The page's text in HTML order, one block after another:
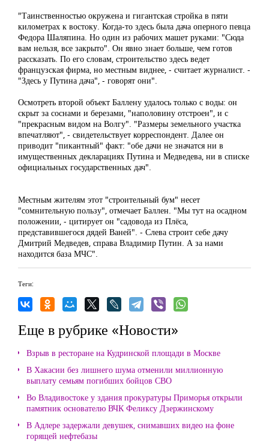
"Таинственностью окружена и гигантская стройка в пяти
километрах к востоку. Когда-то здесь была дача оперного певца
Федора Шаляпина. Но один из рабочих машет руками: "Сюда
вам нельзя, все закрыто". Он явно знает больше, чем готов
рассказать. По его словам, строительство здесь ведет
французская фирма, но местным виднее, - считает журналист. -
"Здесь у Путина дача", - говорят они".
Осмотреть второй объект Баллену удалось только с воды: он
скрыт за соснами и березами, "наполовину отстроен", и с
"прекрасным видом на Волгу". "Размеры земельного участка
впечатляют", - свидетельствует корреспондент. Далее он
приводит "пикантный" факт: "обе дачи не значатся ни в
имущественных декларациях Путина и Медведева, ни в списке
официальных государственных дач".
Местным жителям этот "строительный бум" несет
"сомнительную пользу", отмечает Баллен. "Мы тут на осадном
положении, - цитирует он "садовода из Плёса,
представившегося дядей Ваней". - Слева строит себе дачу
Дмитрий Медведев, справа Владимир Путин. А за нами
находится база МЧС".
Теги:
Еще в рубрике «Новости»
Взрыв в ресторане на Кудринской площади в Москве
В Хакасии без лишнего шума отменили миллионную
выплату семьям погибших бойцов СВО
Во Владивостоке у здания прокуратуры Приморья открыли
памятник основателю ВЧК Феликсу Дзержинскому
В Адлере задержали девушек, снимавших видео на фоне
горящей нефтебазы